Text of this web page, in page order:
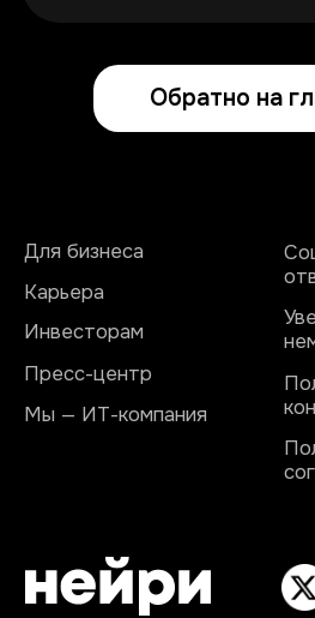
2017–2026 © Нейри
pr@@neiry-bci.com